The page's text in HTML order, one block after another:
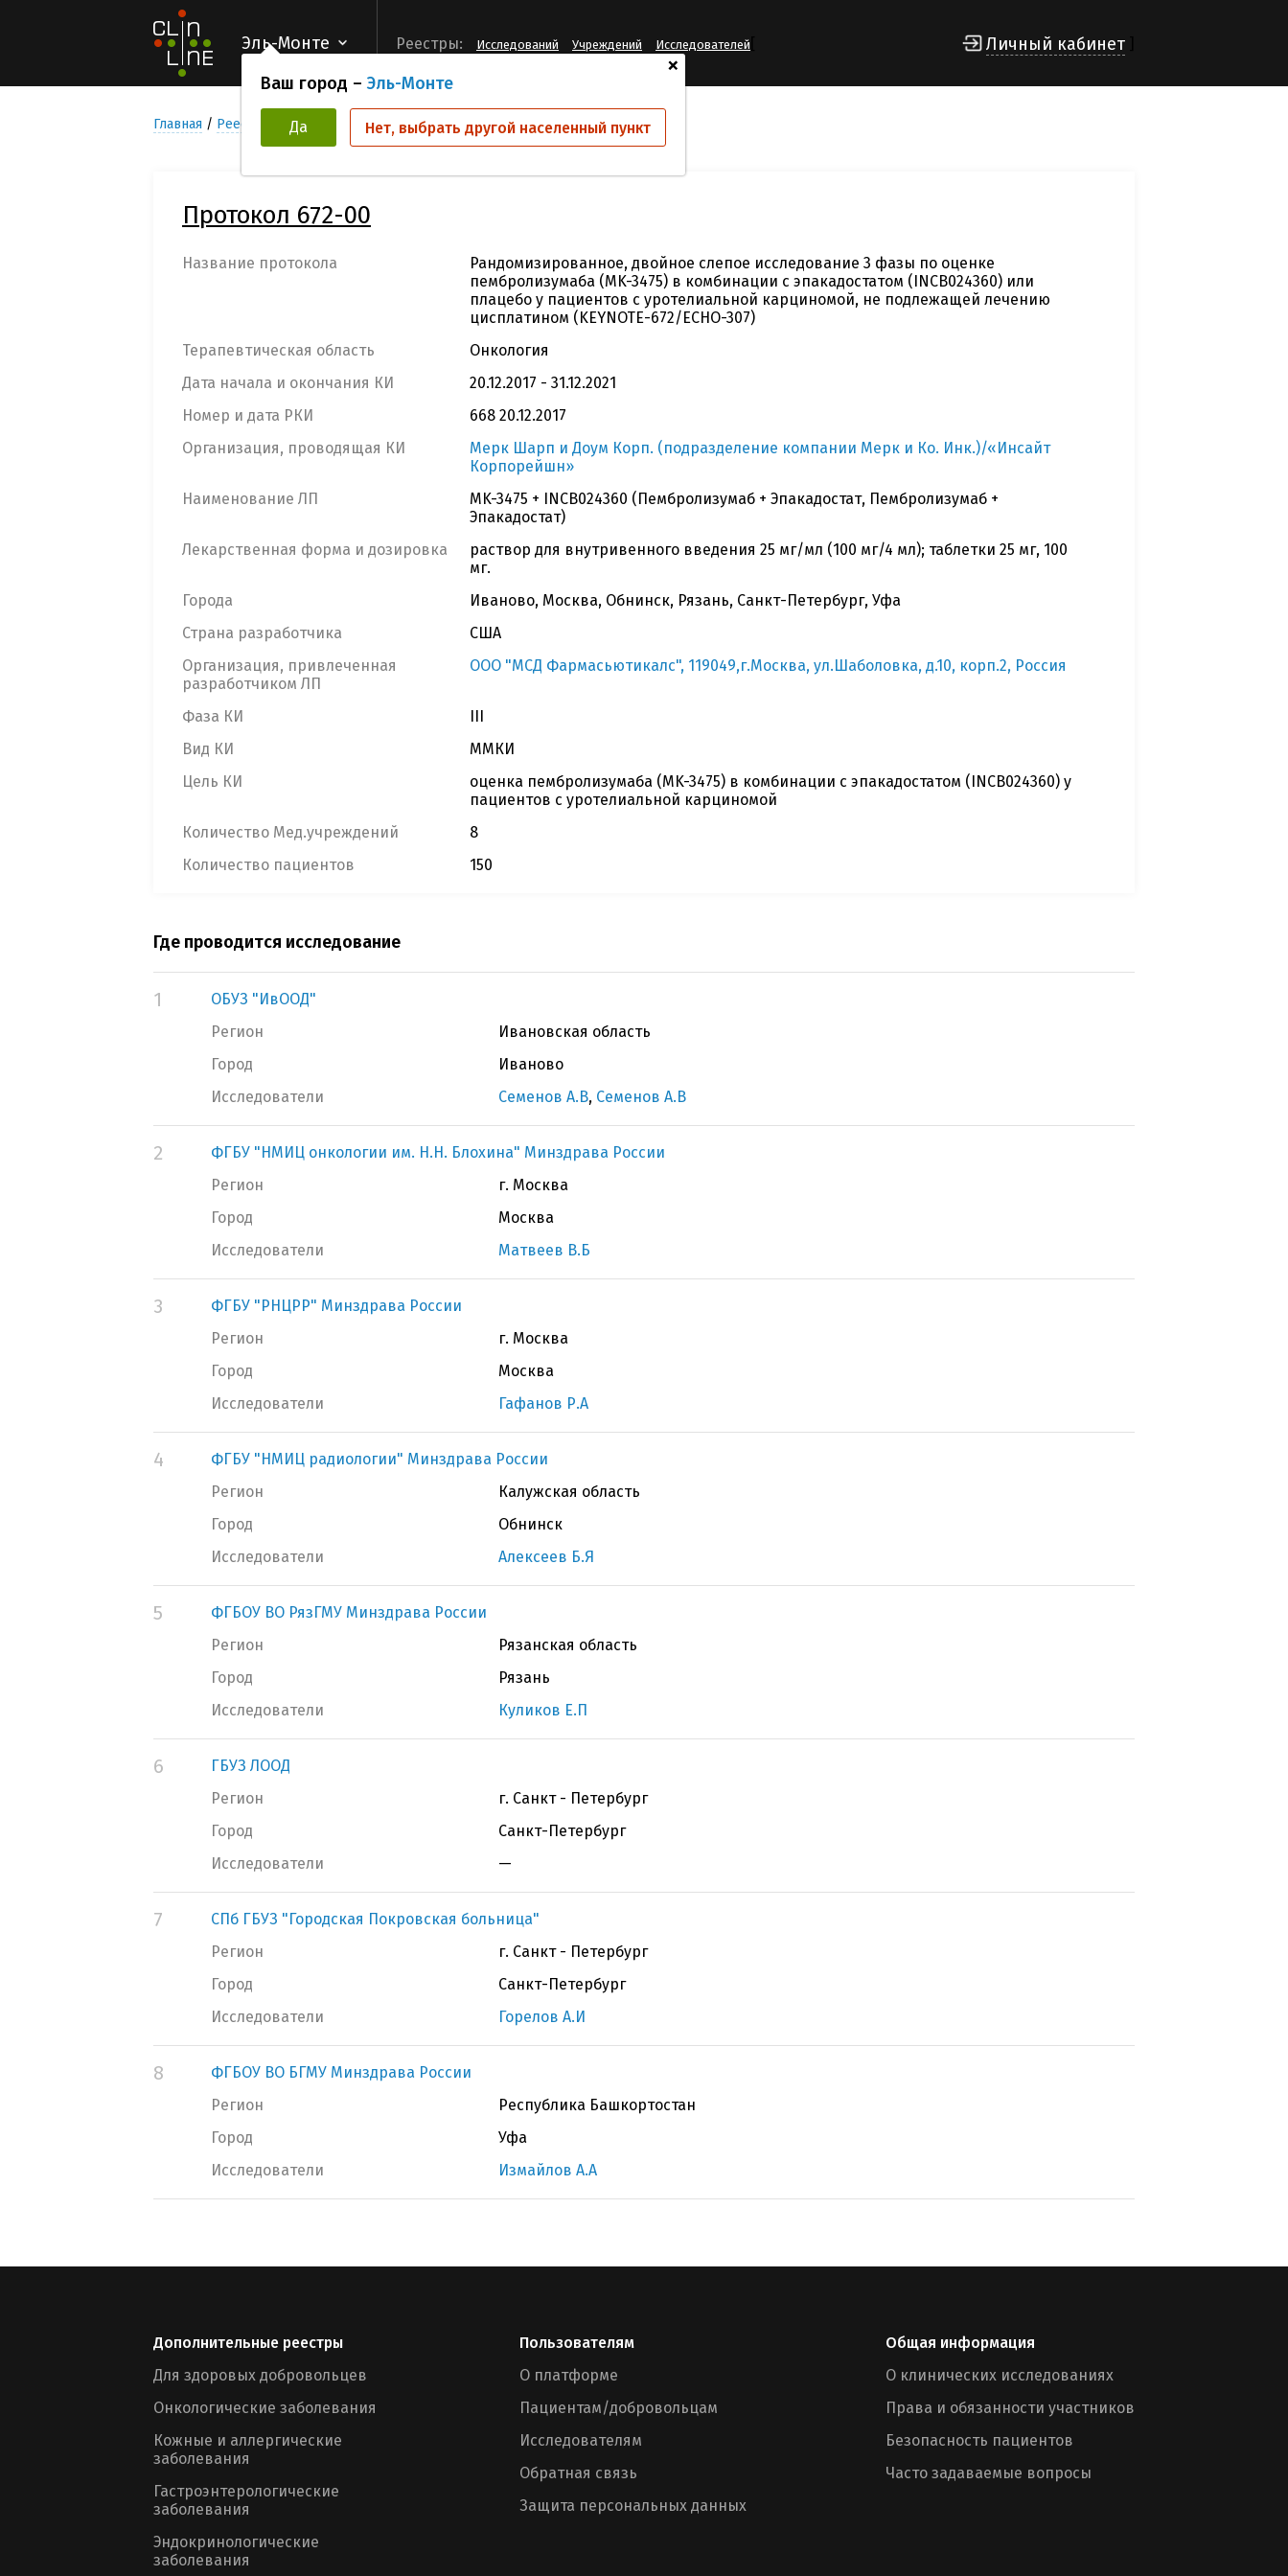
Эль-Монте
+
Ваш город – Эль-Монте
Да Нет, выбрать другой населенный пункт
Реестры: Исследований Учреждений Исследователей Личный кабинет
Главная Реестр Клинических исследований 672-00
Протокол 672-00
Название протокола
Рандомизированное, двойное слепое исследование 3 фазы по оценке
пембролизумаба (MK-3475) в комбинации с эпакадостатом (INCB024360) или
плацебо у пациентов с уротелиальной карциномой, не подлежащей лечению
цисплатином (KEYNOTE-672/ECHO-307)
Терапевтическая область
Онкология
Дата начала и окончания КИ
20.12.2017 - 31.12.2021
Номер и дата РКИ
668 20.12.2017
Организация, проводящая КИ
Мерк Шарп и Доум Корп. (подразделение компании Мерк и Ко. Инк.)/«Инсайт
Корпорейшн»
Наименование ЛП
MK-3475 + INCB024360 (Пембролизумаб + Эпакадостат, Пембролизумаб +
Эпакадостат)
Лекарственная форма и дозировка
раствор для внутривенного введения 25 мг/мл (100 мг/4 мл); таблетки 25 мг, 100
мг.
Города
Иваново, Москва, Обнинск, Рязань, Санкт-Петербург, Уфа
Страна разработчика
США
Организация, привлеченная
разработчиком ЛП
ООО "МСД Фармасьютикалс", 119049,г.Москва, ул.Шаболовка, д.10, корп.2, Россия
Фаза КИ
III
Вид КИ
ММКИ
Цель КИ
оценка пембролизумаба (MK-3475) в комбинации с эпакадостатом (INCB024360) у
пациентов с уротелиальной карциномой
Количество Мед.учреждений
8
Количество пациентов
150
Где проводится исследование
1
ОБУЗ "ИвООД"
Регион
Ивановская область
Город
Иваново
Исследователи
Семенов А.В, Семенов А.В
2
ФГБУ "НМИЦ онкологии им. Н.Н. Блохина" Минздрава России
Регион
г. Москва
Город
Москва
Исследователи
Матвеев В.Б
3
ФГБУ "РНЦРР" Минздрава России
Регион
г. Москва
Город
Москва
Исследователи
Гафанов Р.А
4
ФГБУ "НМИЦ радиологии" Минздрава России
Регион
Калужская область
Город
Обнинск
Исследователи
Алексеев Б.Я
5
ФГБОУ ВО РязГМУ Минздрава России
Регион
Рязанская область
Город
Рязань
Исследователи
Куликов Е.П
6
ГБУЗ ЛООД
Регион
г. Санкт - Петербург
Город
Санкт-Петербург
Исследователи
—
7
СПб ГБУЗ "Городская Покровская больница"
Регион
г. Санкт - Петербург
Город
Санкт-Петербург
Исследователи
Горелов А.И
8
ФГБОУ ВО БГМУ Минздрава России
Регион
Республика Башкортостан
Город
Уфа
Исследователи
Измайлов А.А
Дополнительные реестры
Для здоровых добровольцев
Онкологические заболевания
Кожные и аллергические
заболевания
Гастроэнтерологические
заболевания
Эндокринологические
заболевания
Пользователям
О платформе
Пациентам/добровольцам
Исследователям
Обратная связь
Защита персональных данных
Общая информация
О клинических исследованиях
Права и обязанности участников
Безопасность пациентов
Часто задаваемые вопросы